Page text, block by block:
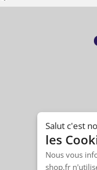
Salut c'est
les
Nous vous
shop.fr